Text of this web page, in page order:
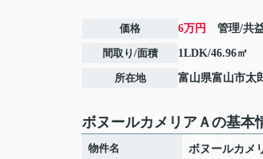
価格 6万円 管理/共
間取り/面積 1LDK/46.96㎡
所在地 富山県富山市太
ボヌールカメリアＡの基本
物件名 ボヌールカメ